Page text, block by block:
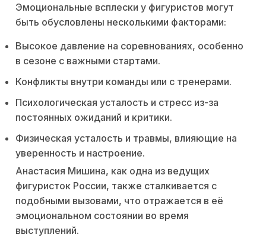
Эмоциональные всплески у фигуристов могут
быть обусловлены несколькими факторами:
Высокое давление на соревнованиях, особенно
в сезоне с важными стартами.
Конфликты внутри команды или с тренерами.
Психологическая усталость и стресс из-за
постоянных ожиданий и критики.
Физическая усталость и травмы, влияющие на
уверенность и настроение.
Анастасия Мишина, как одна из ведущих
фигуристок России, также сталкивается с
подобными вызовами, что отражается в её
эмоциональном состоянии во время
выступлений.